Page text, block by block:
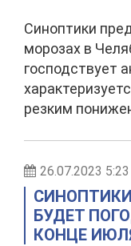
Синоптики
морозах в
господствует
резким
26.07.2023 5:23
БУДЕТ
КОНЦЕ